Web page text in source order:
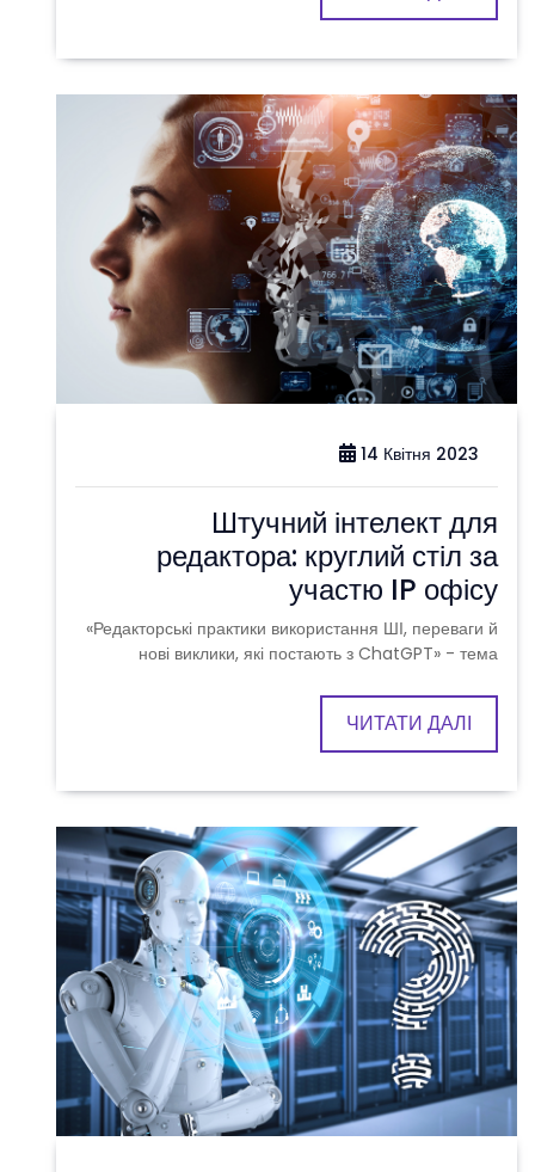
14 Квітня 2023
Штучний інтелект для
редактора: круглий стіл за
участю IP офісу
«Редакторські практики використання ШІ, переваги й
нові виклики, які постають з ChatGPT» - тема
ЧИТАТИ ДАЛІ